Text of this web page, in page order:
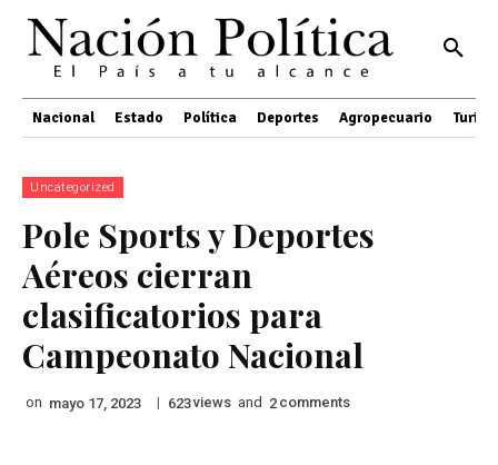
Nacional Estado Política Deportes Agropecuario
Uncategorized
Pole Sports y Deportes
Aéreos cierran
clasificatorios para
Campeonato Nacional
on mayo 17, 2023 | 623views and 2 comments